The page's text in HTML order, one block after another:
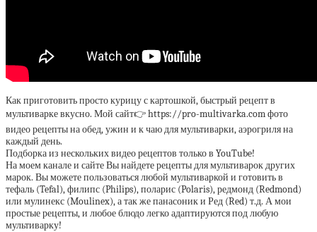
Как приготовить просто курицу с картошкой, быстрый рецепт в
мультиварке вкусно. Мой сайт👉 https://pro-multivarka.com фото
видео рецепты на обед, ужин и к чаю для мультиварки, аэрогриля на
каждый день.
Подборка из нескольких видео рецептов только в YouTube!
На моем канале и сайте Вы найдете рецепты для мультиварок других
марок. Вы можете пользоваться любой мультиваркой и готовить в
тефаль (Tefal), филипс (Philips), поларис (Polaris), редмонд (Redmond)
или мулинекс (Moulinex), а так же панасоник и Ред (Red) т.д. А мои
простые рецепты, и любое блюдо легко адаптируются под любую
мультиварку!